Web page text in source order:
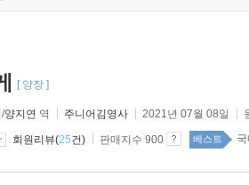
[ 양장 ]
양지연 역 주니어김영사 2021년 07월 08일
회원리뷰(25건) 판매지수 900 베스트